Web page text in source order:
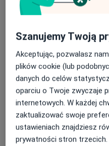
180 zł Szczegóły
Konsultacja
Od 150 zł Szczegóły
Konsultacja ginekologiczna
250 zł Szczegóły
+ 7 usług
Szanujemy Twoją
Akceptując, pozwalasz
plików cookie (lub
danych do celów
oparciu o Twoje zwyczaje
internetowych. W każdej
zaktualizować swoje
ustawieniach znajdziesz
prywatności stron